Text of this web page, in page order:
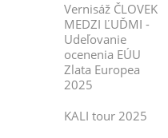
Vernisáž ČLOVEK
MEDZI ĽUĎMI -
Udeľovanie
ocenenia EÚU
Zlata Europea
2025
KALI tour 2025